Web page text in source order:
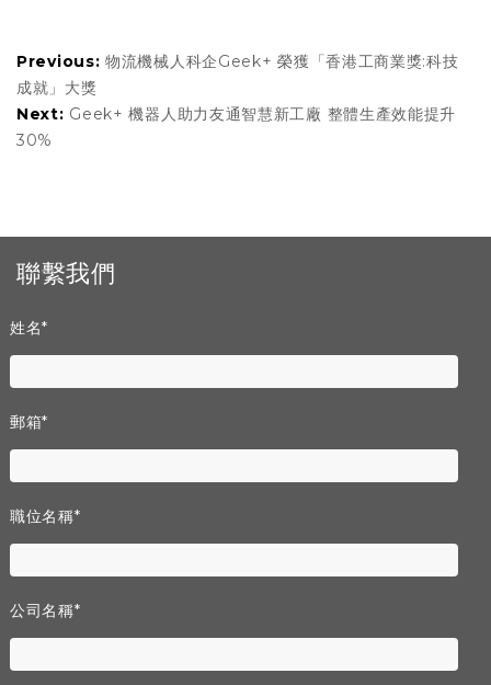
Previous: 物流機械人科企Geek+ 榮獲「香港工商業獎:科技
成就」大獎
Next: Geek+ 機器人助力友通智慧新工廠 整體生產效能提升
30%
聯繫我們
姓名*
郵箱*
職位名稱*
公司名稱*